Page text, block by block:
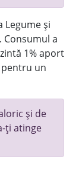
Legume și
Consumul a
1% aport
un
și de
ți atinge